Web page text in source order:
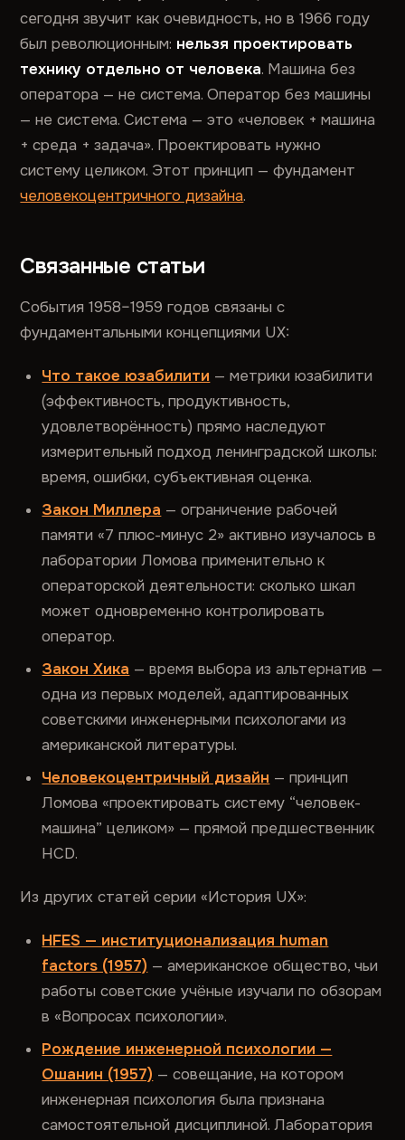
сегодня звучит как очевидность, но в 1966 году
был революционным: нельзя проектировать
технику отдельно от человека. Машина без
оператора — не система. Оператор без машины
— не система. Система — это «человек + машина
+ среда + задача». Проектировать нужно
систему целиком. Этот принцип — фундамент
человекоцентричного дизайна.
Связанные статьи
События 1958–1959 годов связаны с
фундаментальными концепциями UX:
Что такое юзабилити — метрики юзабилити
(эффективность, продуктивность,
удовлетворённость) прямо наследуют
измерительный подход ленинградской школы:
время, ошибки, субъективная оценка.
Закон Миллера — ограничение рабочей
памяти «7 плюс-минус 2» активно изучалось в
лаборатории Ломова применительно к
операторской деятельности: сколько шкал
может одновременно контролировать
оператор.
Закон Хика — время выбора из альтернатив —
одна из первых моделей, адаптированных
советскими инженерными психологами из
американской литературы.
Человекоцентричный дизайн — принцип
Ломова «проектировать систему “человек-
машина” целиком» — прямой предшественник
HCD.
Из других статей серии «История UX»:
HFES — институционализация human
factors (1957) — американское общество, чьи
работы советские учёные изучали по обзорам
в «Вопросах психологии».
Рождение инженерной психологии —
Ошанин (1957) — совещание, на котором
инженерная психология была признана
самостоятельной дисциплиной. Лаборатория